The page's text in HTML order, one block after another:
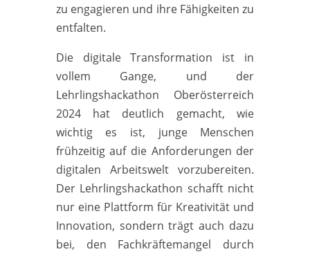
zu engagieren und ihre Fähigkeiten zu
entfalten.
Die digitale Transformation ist in
vollem Gange, und der
Lehrlingshackathon Oberösterreich
2024 hat deutlich gemacht, wie
wichtig es ist, junge Menschen
frühzeitig auf die Anforderungen der
digitalen Arbeitswelt vorzubereiten.
Der Lehrlingshackathon schafft nicht
nur eine Plattform für Kreativität und
Innovation, sondern trägt auch dazu
bei, den Fachkräftemangel durch